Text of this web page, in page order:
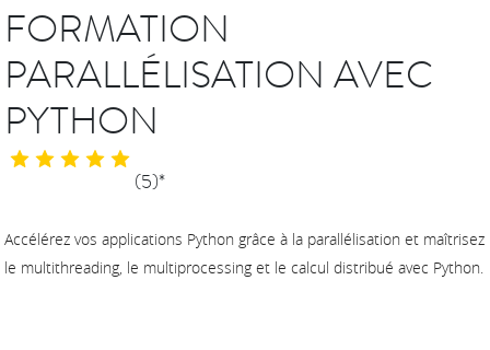
FORMATION
PARALLÉLISATION AVEC
PYTHON
(5)*
Accélérez vos applications Python grâce à la parallélisation et maîtrisez
le multithreading, le multiprocessing et le calcul distribué avec Python.